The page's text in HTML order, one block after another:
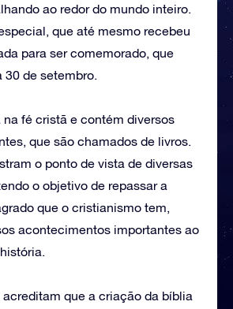
ao redor do mundo inteiro.
que até mesmo recebeu
para ser comemorado, que
de setembro.
na fé cristã e contém diversos
que são chamados de livros.
o ponto de vista de diversas
o objetivo de repassar a
que o cristianismo tem,
acontecimentos importantes ao
que a criação da bíblia